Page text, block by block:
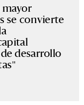
se convierte
desarrollo